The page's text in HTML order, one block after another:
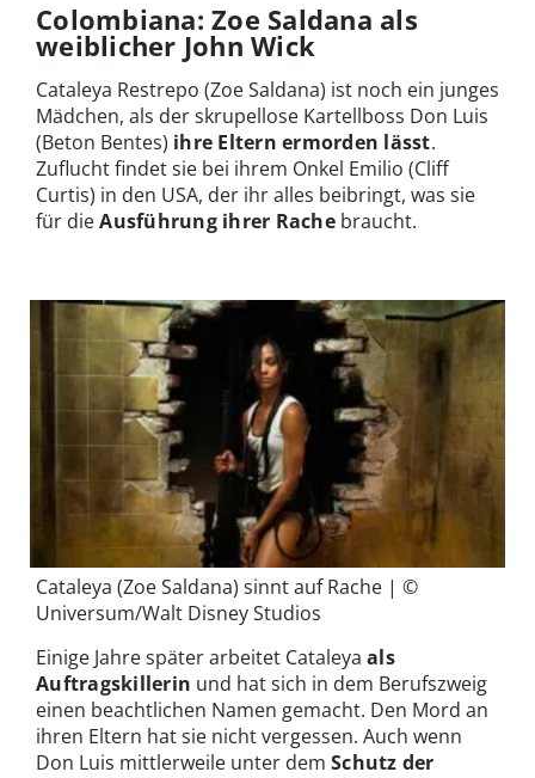
Colombiana: Zoe Saldana als
weiblicher John Wick
Cataleya Restrepo (Zoe Saldana) ist noch ein junges
Mädchen, als der skrupellose Kartellboss Don Luis
(Beton Bentes) ihre Eltern ermorden lässt.
Zuflucht findet sie bei ihrem Onkel Emilio (Cliff
Curtis) in den USA, der ihr alles beibringt, was sie
für dieAusführung ihrer Rachebraucht.
Cataleya (Zoe Saldana) sinnt auf Rache | ©
Universum/Walt Disney Studios
Einige Jahre später arbeitet Cataleya als
Auftragskillerin und hat sich in dem Berufszweig
einen beachtlichen Namen gemacht. Den Mord an
ihren Eltern hat sie nicht vergessen. Auch wenn
Don Luis mittlerweile unter dem Schutz der